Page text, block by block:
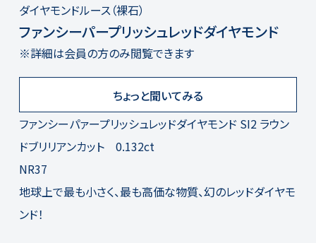
ダイヤモンドルース（裸石）
ファンシーパープリッシュレッドダイヤモンド
※詳細は会員の方のみ閲覧できます
ちょっと聞いてみる
ファンシーパァープリッシュレッドダイヤモンド SI2 ラウン
ドブリリアンカット 0.132ct
NR37
地球上で最も小さく、最も高価な物質、幻のレッドダイヤモ
ンド！